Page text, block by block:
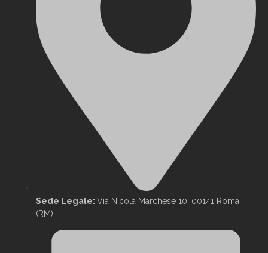
Sede Legale: Via Nicola Marchese 10, 00141 Roma
(RM)